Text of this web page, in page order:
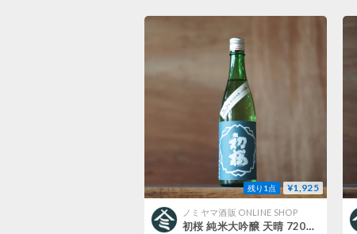
残り1点 ¥1,925
ノミヤマ酒販 ONLINE SHOP
初桜 純米大吟醸 天晴 720ml